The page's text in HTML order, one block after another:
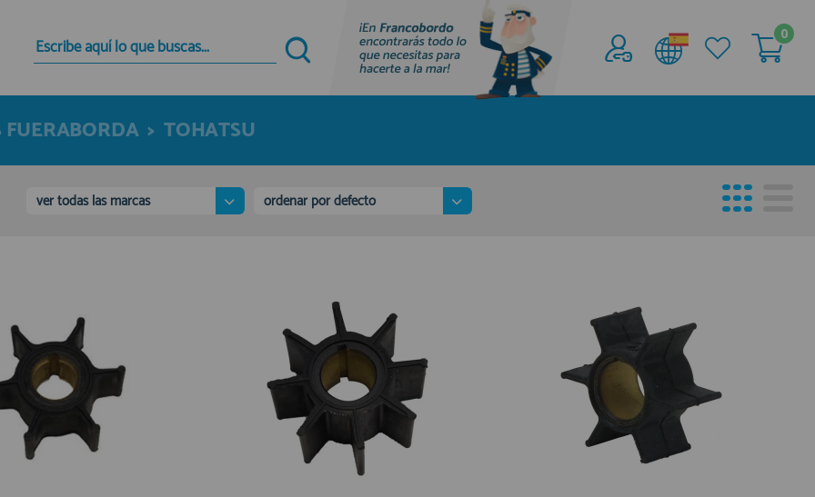
Quiero registrarme
Nuevo cliente
Al crear una cuenta en francobordo.com podrás
tienda virtual, revisar el estado de tus pedidos y
consultar tus operaciones anteriores.
Acceder al
Área profesionales
Únete ya a los mas de de 500 Profesionales de
la Náutica
0
FUERABORDA > TOHATSU
ver todas las marcas ordenar por defecto